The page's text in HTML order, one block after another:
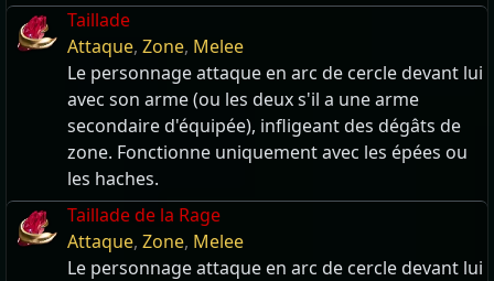
Taillade
Attaque, Zone, Melee
Le personnage attaque en arc de cercle devant lui
avec son arme (ou les deux s'il a une arme
secondaire d'équipée), infligeant des dégâts de
zone. Fonctionne uniquement avec les épées ou
les haches.
Taillade de la Rage
Attaque, Zone, Melee
Le personnage attaque en arc de cercle devant lui